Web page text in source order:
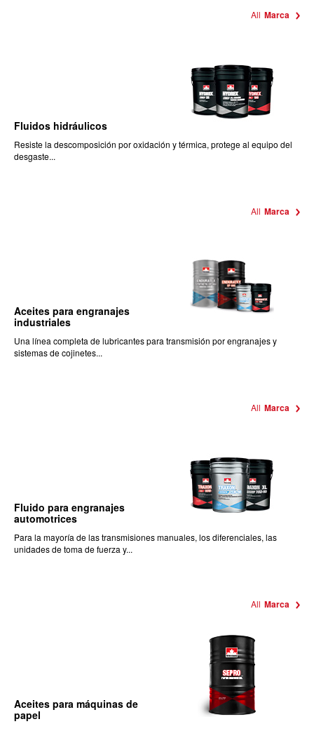
All Marca
Fluidos hidráulicos
Resiste la descomposición por oxidación y térmica, protege al equipo del
desgaste...
All Marca
Aceites para engranajes
industriales
Una línea completa de lubricantes para transmisión por engranajes y
sistemas de cojinetes...
All Marca
Fluido para engranajes
automotrices
Para la mayoría de las transmisiones manuales, los diferenciales, las
unidades de toma de fuerza y...
All Marca
Aceites para máquinas de
papel